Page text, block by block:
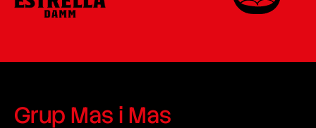
Grup Mas i Mas